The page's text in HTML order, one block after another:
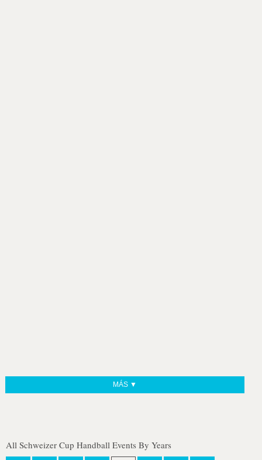
MÁS ▼
All Schweizer Cup Handball Events By Years